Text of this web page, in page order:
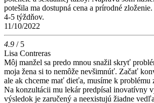
potešila ma dostupná cena a prírodné
4-5 týždňov.
11/10/2022
4.9 / 5
Lisa Contreras
Môj manžel sa predo mnou snažil skryť
moja žena si to nemôže nevšimnúť. Začať
ale ak chceme mať dieťa, musíme k problému
Na konzultácii mu lekár predpísal inovatívny
výsledok je zaručený a neexistujú žiadne